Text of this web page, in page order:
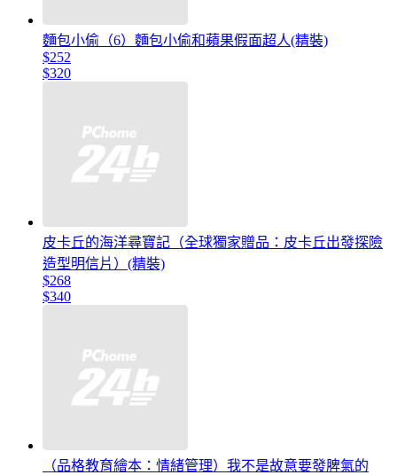
麵包小偷（6）麵包小偷和蘋果假面超人(精裝)
$252
$320
皮卡丘的海洋尋寶記（全球獨家贈品：皮卡丘出發探險
造型明信片）(精裝)
$268
$340
（品格教育繪本：情緒管理）我不是故意要發脾氣的